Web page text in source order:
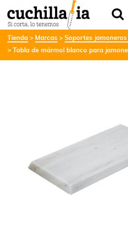
Tienda Marcas Soportes
Tabla de mármol blanco para